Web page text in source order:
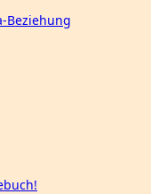
Beziehung